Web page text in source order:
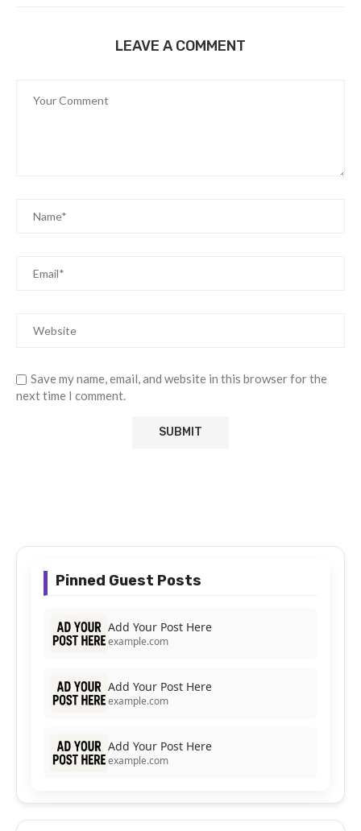
LEAVE A COMMENT
Save my name, email, and website in this browser for the
next time I comment.
Pinned Guest Posts
Add Your Post Here
example.com
Add Your Post Here
example.com
Add Your Post Here
example.com